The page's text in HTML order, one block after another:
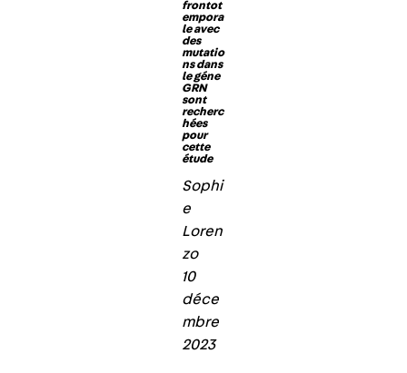
frontot
empora
le avec
des
mutatio
ns dans
le géne
GRN
sont
recherc
hées
pour
cette
étude
Sophi
e
Loren
zo
10
déce
mbre
2023